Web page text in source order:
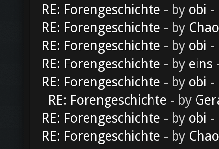
RE: Forengeschichte - by obi -
RE: Forengeschichte - by
RE: Forengeschichte - by obi -
RE: Forengeschichte - by eins
RE: Forengeschichte - by obi -
RE: Forengeschichte - by
RE: Forengeschichte - by obi -
RE: Forengeschichte - by